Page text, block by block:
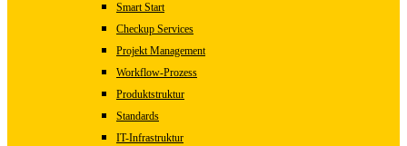
Smart Start
Checkup Services
Projekt Management
Workflow-Prozess
Produktstruktur
Standards
IT-Infrastruktur